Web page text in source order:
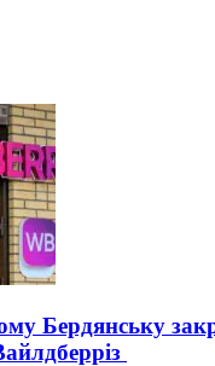
Бердянську